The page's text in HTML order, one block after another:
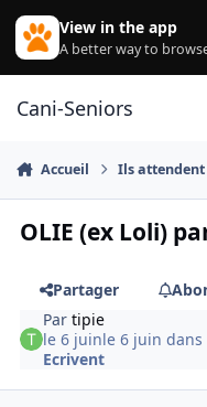
Aller au contenu
View in the app
A better way to
Cani-Seniors
Accueil Ils
OLIE (ex Loli)
Partager
Partipie
le 6 juinle 6 juin dans
Ecrivent